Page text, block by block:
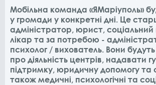
Мобільна команда «ЯМаріуполь»
у громади у конкретні дні. Це
адміністратор, юрист, соціальний
лікар та за потребою -
психолог / вихователь. Вони
про діяльність центрів, надавати
підтримку, юридичну допомогу та
також медичні, психологічні та